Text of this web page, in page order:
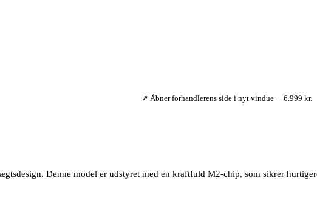
↗ Åbner forhandlerens side i nyt vindue · 6.999 kr.
Denne model er udstyret med en kraftfuld M2-chip, som sikrer